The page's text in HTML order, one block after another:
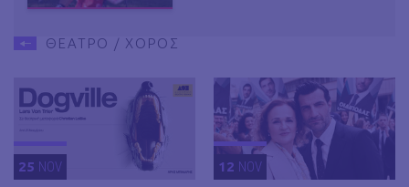
ΘΕΑΤΡΟ / ΧΟΡΟΣ
25 NOV 12 NOV